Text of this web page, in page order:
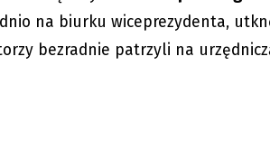
na biurku wiceprezydenta,
bezradnie patrzyli na